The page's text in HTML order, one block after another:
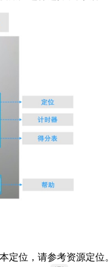
定位，请参考资源定位。